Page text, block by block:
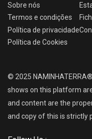
Sobre nós
Termos e condições
Política de privacidade
Política de Cookies
© 2025
shows on this platform
and content are the
and copy of this is strictly